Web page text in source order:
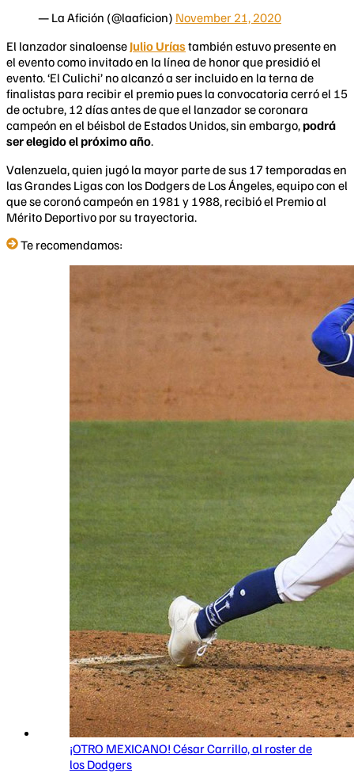
— La Afición (@laaficion) November 21, 2020
El lanzador sinaloense Julio Uríastambién estuvo presente en
el evento como invitado en la línea de honor que presidió el
evento. ‘El Culichi’ no alcanzó a ser incluido en la terna de
finalistas para recibir el premio pues la convocatoria cerró el 15
de octubre, 12 días antes de que el lanzador se coronara
campeón en el béisbol de Estados Unidos, sin embargo, podrá
ser elegido el próximo año.
Valenzuela, quien jugó la mayor parte de sus 17 temporadas en
las Grandes Ligas con los Dodgers de Los Ángeles, equipo con el
que se coronó campeón en 1981 y 1988, recibió el Premio al
Mérito Deportivo por su trayectoria.
Te recomendamos:
¡OTRO MEXICANO! César Carrillo, al roster de
los Dodgers